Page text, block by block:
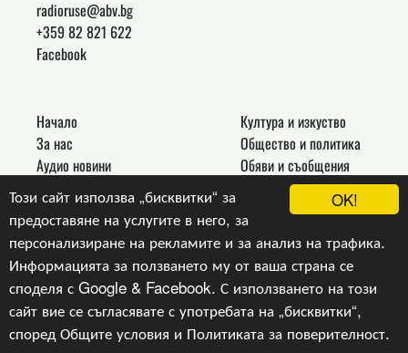
OK!
Този сайт използва „бисквитки“ за
предоставяне на услугите в него, за
персонализиране на рекламите и за анализ на трафика.
Информацията за ползването му от ваша страна се
споделя с Google & Facebook. С използването на този
сайт вие се съгласявате с употребата на „бисквитки“,
споредОбщите условия и Политиката за поверителност.
radioruse@abv.bg
+359 82 821 622
Facebook
Начало
За нас
Аудио новини
Реклама
Връзки
Контакти
Култура и изкуство
Общество и политика
Обяви и съобщения
Новини
Други
Copyright © 2024, v.1.0,Радио Русе, Уеб Дизайн и
програмиране :Гейт.БГ ЕООД